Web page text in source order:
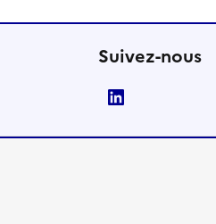
Suivez-nous